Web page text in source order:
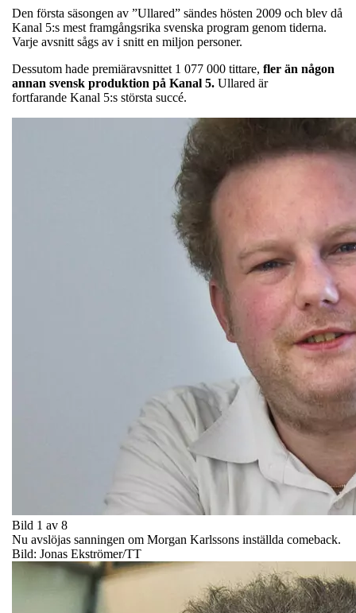
Den första säsongen av ”Ullared” sändes hösten 2009 och blev då
Kanal 5:s mest framgångsrika svenska program genom tiderna.
Varje avsnitt sågs av i snitt en miljon personer.
Dessutom hade premiäravsnittet 1 077 000 tittare, fler än någon
annan svensk produktion på Kanal 5. Ullared är
fortfarande Kanal 5:s största succé.
Bild 1 av 8
Nu avslöjas sanningen om Morgan Karlssons inställda comeback.
Bild: Jonas Ekströmer/TT